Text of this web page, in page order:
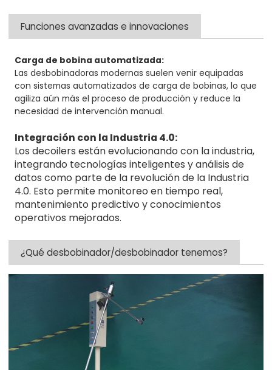
Funciones avanzadas e innovaciones
Carga de bobina automatizada:
Las desbobinadoras modernas suelen venir equipadas
con sistemas automatizados de carga de bobinas, lo que
agiliza aún más el proceso de producción y reduce la
necesidad de intervención manual.
Integración con la Industria 4.0:
Los decoilers están evolucionando con la industria,
integrando tecnologías inteligentes y análisis de
datos como parte de la revolución de la Industria
4.0. Esto permite monitoreo en tiempo real,
mantenimiento predictivo y conocimientos
operativos mejorados.
¿Qué desbobinador/desbobinador tenemos?